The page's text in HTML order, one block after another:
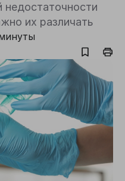
недостаточности
их различать